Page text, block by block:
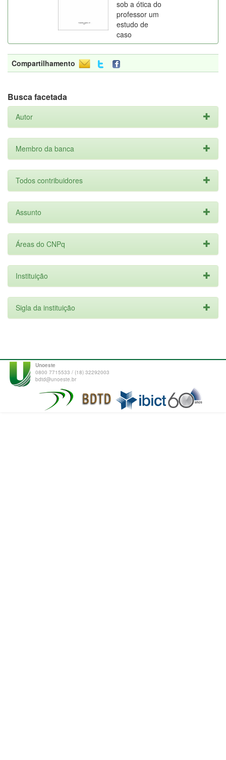
sob a ótica do
professor um
estudo de
caso
Compartilhamento
Busca facetada
Autor
Membro da banca
Todos contribuidores
Assunto
Áreas do CNPq
Instituição
Sigla da instituição
Unoeste
0800 7715533 / (18) 32292003
bdtd@unoeste.br